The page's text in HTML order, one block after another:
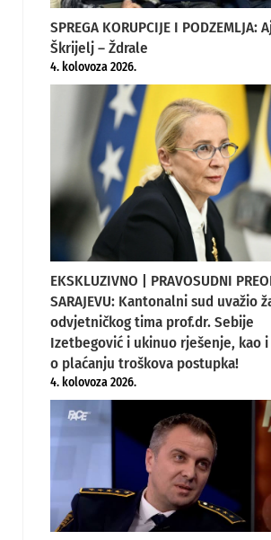
SPREGA KORUPCIJE I PODZEMLJA:
Škrijelj – Ždrale
4. kolovoza 2026.
EKSKLUZIVNO | PRAVOSUDNI
SARAJEVU: Kantonalni sud uvažio
odvjetničkog tima prof.dr. Sebije
Izetbegović i ukinuo rješenje, kao
o plaćanju troškova postupka!
4. kolovoza 2026.